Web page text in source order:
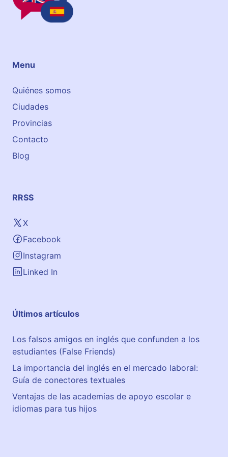
s
h
Menu
Quiénes somos
Ciudades
Provincias
Contacto
Blog
RRSS
X
Facebook
Instagram
Linked In
Últimos artículos
Los falsos amigos en inglés que confunden a los
estudiantes (False Friends)
La importancia del inglés en el mercado laboral:
Guía de conectores textuales
Ventajas de las academias de apoyo escolar e
idiomas para tus hijos